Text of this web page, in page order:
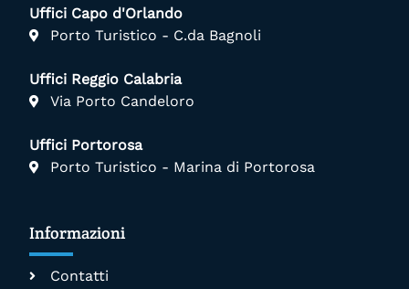
Uffici Capo d'Orlando
Porto Turistico - C.da Bagnoli
Uffici Reggio Calabria
Via Porto Candeloro
Uffici Portorosa
Porto Turistico - Marina di Portorosa
Informazioni
Contatti